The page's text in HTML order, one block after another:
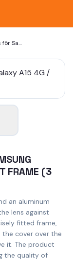
Set of lens glasses för Samsung Galaxy A15 4G / A15 5G svart frame (3 pcs)
FRAME (3
an aluminum
lens against
fitted frame,
cover over the
it. The product
the quality of